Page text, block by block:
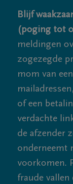
Blijf
(poging tot
meldingen
zogezegde
mom van
of een
verdachte
de afzender
onderneemt
voorkomen.
fraude